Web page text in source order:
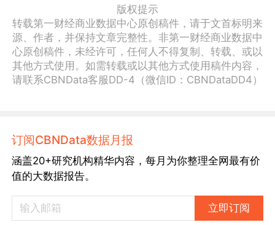
版权提示
转载第一财经商业数据中心原创稿件，请于文首标明来
源、作者，并保持文章完整性。非第一财经商业数据中
心原创稿件，未经许可，任何人不得复制、转载、或以
其他方式使用。如需转载或以其他方式使用稿件内容，
请联系CBNData客服DD-4（微信ID：CBNDataDD4）
订阅CBNData数据月报
涵盖20+研究机构精华内容，每月为你整理全网最有价
值的大数据报告。
立即订阅